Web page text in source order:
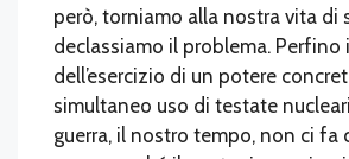
però, torniamo alla nostra vita di
declassiamo il problema. Perfino
dell’esercizio di un potere
simultaneo uso di testate
guerra, il nostro tempo, non ci fa